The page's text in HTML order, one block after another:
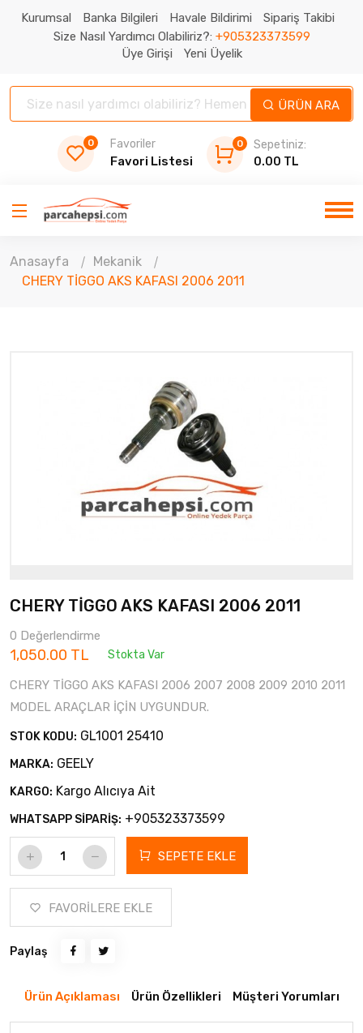
Kurumsal Banka Bilgileri Havale Bildirimi
Sipariş Takibi
Size Nasıl Yardımcı Olabiliriz?: +905323373599
Üye Girişi
Yeni Üyelik
ÜRÜN ARA
0 Favoriler
Favori Listesi
0
Sepetiniz:
0.00 TL
Anasayfa
Mekanik
CHERY TİGGO AKS KAFASI 2006 2011
CHERY TİGGO AKS KAFASI 2006 2011
0 Değerlendirme
1,050.00 TL Stokta Var
CHERY TİGGO AKS KAFASI 2006 2007 2008 2009 2010 2011
MODEL ARAÇLAR İÇİN UYGUNDUR.
STOK KODU: GL1001 25410
MARKA: GEELY
KARGO: Kargo Alıcıya Ait
WHATSAPP SİPARİŞ: +905323373599
SEPETE EKLE
FAVORİLERE EKLE
Paylaş
Ürün Açıklaması Ürün Özellikleri Müşteri Yorumları